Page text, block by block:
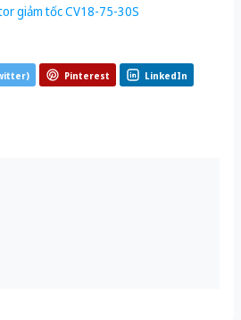
giảm tốc CV18-75-30S
Pinterest LinkedIn